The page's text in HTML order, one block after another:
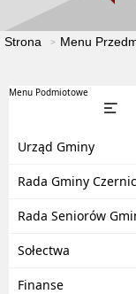
Strona Menu
Menu Podmiotowe
Urząd Gminy
Rada Gminy
Rada Seniorów
Sołectwa
Finanse